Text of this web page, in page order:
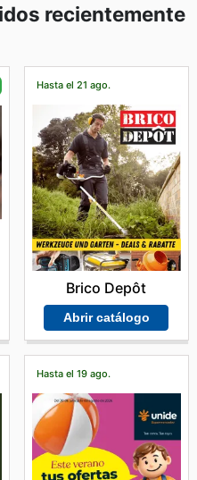
recientemente
Hasta el 21 ago.
Brico Depôt
Abrir catálogo
Hasta el 19 ago.